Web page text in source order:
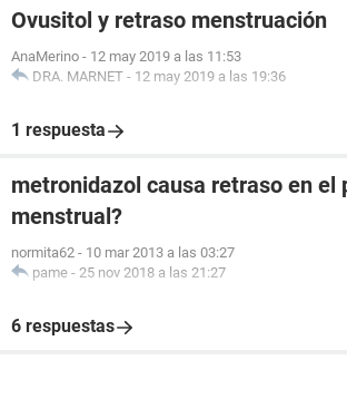
Ovusitol y retraso menstruación
AnaMerino - 12 may 2019 a las 11:53
DRA. MARNET - 12 may 2019 a las 19:36
1 respuesta
metronidazol causa retraso en el
menstrual?
normita62 - 10 mar 2013 a las 03:27
pame - 25 nov 2018 a las 21:27
6 respuestas